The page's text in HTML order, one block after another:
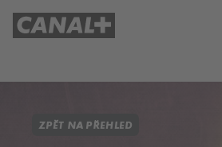
ZPĚT NA PŘEHLED